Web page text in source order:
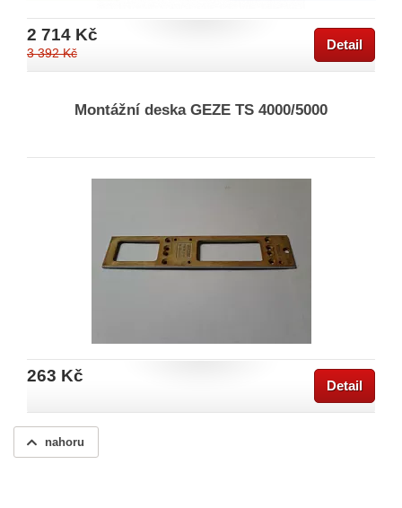
2 714 Kč
3 392 Kč
Detail
Montážní deska GEZE TS 4000/5000
263 Kč
Detail
nahoru